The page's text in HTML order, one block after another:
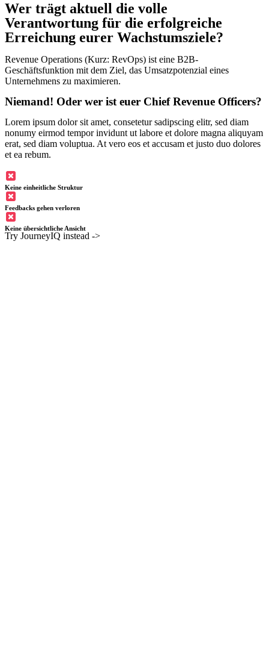
Wer trägt aktuell die volle
Verantwortung für die erfolgreiche
Erreichung eurer Wachstumsziele?
Revenue Operations (Kurz: RevOps) ist eine B2B-
Geschäftsfunktion mit dem Ziel, das Umsatzpotenzial eines
Unternehmens zu maximieren.
Niemand! Oder wer ist euer Chief Revenue Officers?​
Lorem ipsum dolor sit amet, consetetur sadipscing elitr, sed diam
nonumy eirmod tempor invidunt ut labore et dolore magna aliquyam
erat, sed diam voluptua. At vero eos et accusam et justo duo dolores
et ea rebum.
Keine einheitliche Struktur
Feedbacks gehen verloren
Keine übersichtliche Ansicht
Try JourneyIQ instead ->